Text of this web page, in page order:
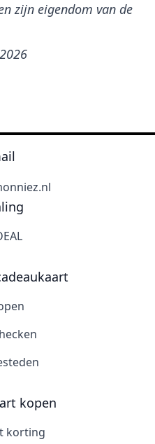
zijn eigendom van de
kopen
korting